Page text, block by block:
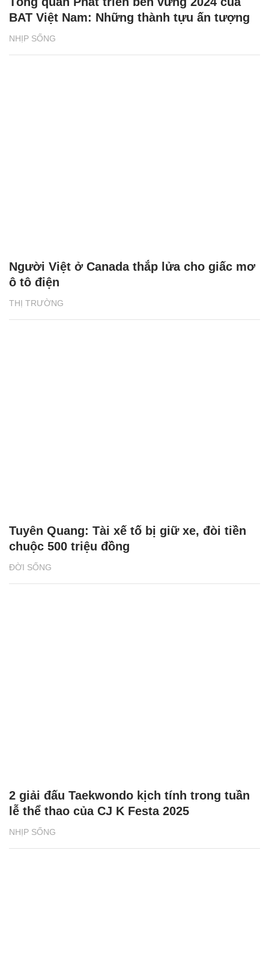
NHỊP SỐNG
BAT Việt Nam: Những thành tựu ấn tượng
THỊ TRƯỜNG
Người Việt ở Canada thắp lửa cho giấc mơ
ô tô điện
ĐỜI SỐNG
Tuyên Quang: Tài xế tố bị giữ xe, đòi tiền
chuộc 500 triệu đồng
NHỊP SỐNG
2 giải đấu Taekwondo kịch tính trong tuần
lễ thể thao của CJ K Festa 2025